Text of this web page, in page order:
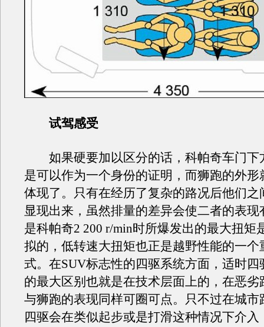
试驾感受
如果硬要加以区分的话，科帕奇车门下
是可以作为一个身份的证明，而狮跑的外形
体现了。只有在经历了复杂的路况后他们之
显现出来，虽然排量的差异会使二者的表现
是科帕奇2 200 r/min时所爆发出的最大扭矩
拟的，低转速大扭矩也正是越野性能的一个
式。在SUV标志性的四驱系统方面，适时四
的最大区别也就是在技术层面上的，在恶劣
与狮跑的表现同样可圈可点。只不过在城市
四驱会在类似起步或是打滑这种情况下介入